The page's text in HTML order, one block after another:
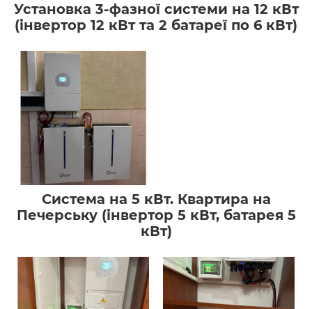
Установка 3-фазної системи на 12 кВт
(інвертор 12 кВт та 2 батареї по 6 кВт)
Система на 5 кВт. Квартира на
Печерську (інвертор 5 кВт, батарея 5
кВт)